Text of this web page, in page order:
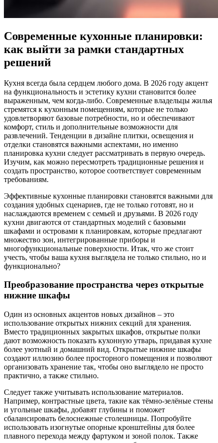
Современные кухонные планировки:
как выйти за рамки стандартных
решений
Кухня всегда была сердцем любого дома. В 2026 году акцент
на функциональность и эстетику кухни становится более
выраженным, чем когда-либо. Современные владельцы жилья
стремятся к кухонным помещениям, которые не только
удовлетворяют базовые потребности, но и обеспечивают
комфорт, стиль и дополнительные возможности для
развлечений. Тенденции в дизайне плитки, освещения и
отделки становятся важными аспектами, но именно
планировка кухни следует рассматривать в первую очередь.
Изучим, как можно пересмотреть традиционные решения и
создать пространство, которое соответствует современным
требованиям.
Эффективные кухонные планировки становятся важными для
создания удобных сценариев, где не только готовят, но и
наслаждаются временем с семьей и друзьями. В 2026 году
кухни двигаются от стандартных моделий с базовыми
шкафами и островами к планировкам, которые предлагают
множество зон, интегрированные приборы и
многофункциональные поверхности. Итак, что же стоит
учесть, чтобы ваша кухня выглядела не только стильно, но и
функционально?
Преобразование пространства через открытые
нижние шкафы
Один из основных акцентов новых дизайнов – это
использование открытых нижних секций для хранения.
Вместо традиционных закрытых шкафов, открытые полки
дают возможность показать кухонную утварь, придавая кухне
более уютный и домашний вид. Открытые нижние шкафы
создают иллюзию более просторного помещения и позволяют
организовать хранение так, чтобы оно выглядело не просто
практично, а также стильно.
Следует также учитывать использование материалов.
Например, контрастные цвета, такие как тёмно-зелёные стены
и угольные шкафы, добавят глубины и поможет
сбалансировать белоснежные столешницы. Попробуйте
использовать изогнутые опорные кронштейны для более
плавного перехода между фартуком и зоной полок. Также